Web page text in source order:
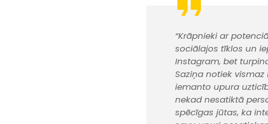
“Krāpnieki ar
sociālajos tīklos un
Instagram, bet
Saziņa notiek
iemanto upura
nekad nesatiktā
spēcīgas jūtas, ka